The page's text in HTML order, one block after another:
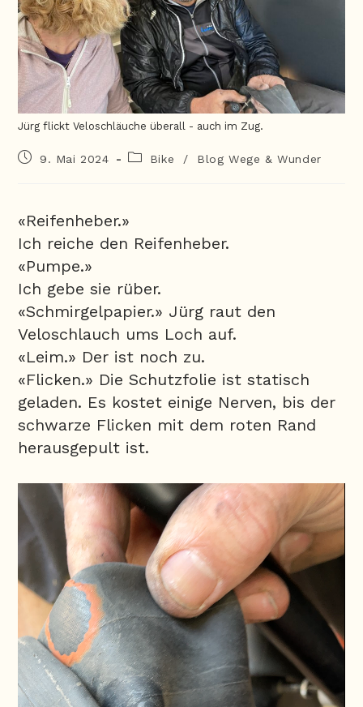
Jürg flickt Veloschläuche überall - auch im Zug.
9. Mai 2024 Bike / Blog Wege & Wunder
«Reifenheber.»
Ich reiche den Reifenheber.
«Pumpe.»
Ich gebe sie rüber.
«Schmirgelpapier.» Jürg raut den
Veloschlauch ums Loch auf.
«Leim.» Der ist noch zu.
«Flicken.» Die Schutzfolie ist statisch
geladen. Es kostet einige Nerven, bis der
schwarze Flicken mit dem roten Rand
herausgepult ist.